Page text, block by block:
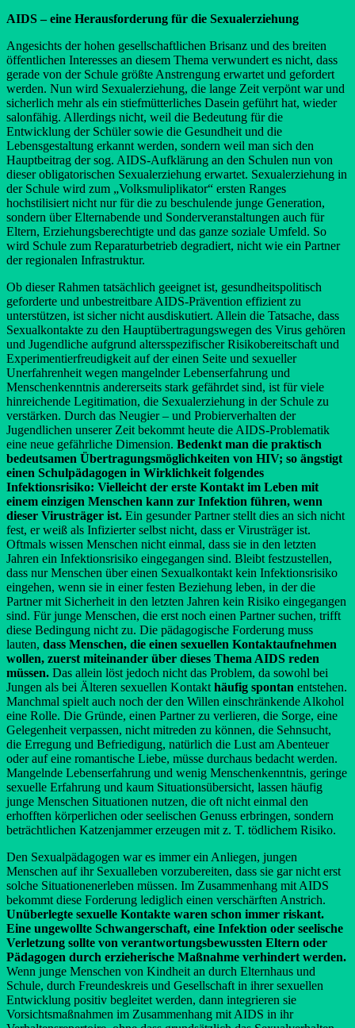
AIDS – eine Herausforderung für die Sexualerziehung
Angesichts der hohen gesellschaftlichen Brisanz und des breiten
öffentlichen Interesses an diesem Thema verwundert es nicht, dass
gerade von der Schule größte Anstrengung erwartet und gefordert
werden. Nun wird Sexualerziehung, die lange Zeit verpönt war und
sicherlich mehr als ein stiefmütterliches Dasein geführt hat, wieder
salonfähig. Allerdings nicht, weil die Bedeutung für die
Entwicklung der Schüler sowie die Gesundheit und die
Lebensgestaltung erkannt werden, sondern weil man sich den
Hauptbeitrag der sog. AIDS-Aufklärung an den Schulen nun von
dieser obligatorischen Sexualerziehung erwartet. Sexualerziehung in
der Schule wird zum „Volksmuliplikator“ ersten Ranges
hochstilisiert nicht nur für die zu beschulende junge Generation,
sondern über Elternabende und Sonderveranstaltungen auch für
Eltern, Erziehungsberechtigte und das ganze soziale Umfeld. So
wird Schule zum Reparaturbetrieb degradiert, nicht wie ein Partner
der regionalen Infrastruktur.
Ob dieser Rahmen tatsächlich geeignet ist, gesundheitspolitisch
geforderte und unbestreitbare AIDS-Prävention effizient zu
unterstützen, ist sicher nicht ausdiskutiert. Allein die Tatsache, dass
Sexualkontakte zu den Hauptübertragungswegen des Virus gehören
und Jugendliche aufgrund altersspezifischer Risikobereitschaft und
Experimentierfreudigkeit auf der einen Seite und sexueller
Unerfahrenheit wegen mangelnder Lebenserfahrung und
Menschenkenntnis andererseits stark gefährdet sind, ist für viele
hinreichende Legitimation, die Sexualerziehung in der Schule zu
verstärken. Durch das Neugier – und Probierverhalten der
Jugendlichen unserer Zeit bekommt heute die AIDS-Problematik
eine neue gefährliche Dimension. Bedenkt man die praktisch
bedeutsamen Übertragungsmöglichkeiten von HIV; so ängstigt
einen Schulpädagogen in Wirklichkeit folgendes
Infektionsrisiko: Vielleicht der erste Kontakt im Leben mit
einem einzigen Menschen kann zur Infektion führen, wenn
dieser Virusträger ist. Ein gesunder Partner stellt dies an sich nicht
fest, er weiß als Infizierter selbst nicht, dass er Virusträger ist.
Oftmals wissen Menschen nicht einmal, dass sie in den letzten
Jahren ein Infektionsrisiko eingegangen sind. Bleibt festzustellen,
dass nur Menschen über einen Sexualkontakt kein Infektionsrisiko
eingehen, wenn sie in einer festen Beziehung leben, in der die
Partner mit Sicherheit in den letzten Jahren kein Risiko eingegangen
sind. Für junge Menschen, die erst noch einen Partner suchen, trifft
diese Bedingung nicht zu. Die pädagogische Forderung muss
lauten, dass Menschen, die einen sexuellen Kontaktaufnehmen
wollen, zuerst miteinander über dieses Thema AIDS reden
müssen. Das allein löst jedoch nicht das Problem, da sowohl bei
Jungen als bei Älteren sexuellen Kontakt häufig spontan entstehen.
Manchmal spielt auch noch der den Willen einschränkende Alkohol
eine Rolle. Die Gründe, einen Partner zu verlieren, die Sorge, eine
Gelegenheit verpassen, nicht mitreden zu können, die Sehnsucht,
die Erregung und Befriedigung, natürlich die Lust am Abenteuer
oder auf eine romantische Liebe, müsse durchaus bedacht werden.
Mangelnde Lebenserfahrung und wenig Menschenkenntnis, geringe
sexuelle Erfahrung und kaum Situationsübersicht, lassen häufig
junge Menschen Situationen nutzen, die oft nicht einmal den
erhofften körperlichen oder seelischen Genuss erbringen, sondern
beträchtlichen Katzenjammer erzeugen mit z. T. tödlichem Risiko.
Den Sexualpädagogen war es immer ein Anliegen, jungen
Menschen auf ihr Sexualleben vorzubereiten, dass sie gar nicht erst
solche Situationenerleben müssen. Im Zusammenhang mit AIDS
bekommt diese Forderung lediglich einen verschärften Anstrich.
Unüberlegte sexuelle Kontakte waren schon immer riskant.
Eine ungewollte Schwangerschaft, eine Infektion oder seelische
Verletzung sollte von verantwortungsbewussten Eltern oder
Pädagogen durch erzieherische Maßnahme verhindert werden.
Wenn junge Menschen von Kindheit an durch Elternhaus und
Schule, durch Freundeskreis und Gesellschaft in ihrer sexuellen
Entwicklung positiv begleitet werden, dann integrieren sie
Vorsichtsmaßnahmen im Zusammenhang mit AIDS in ihr